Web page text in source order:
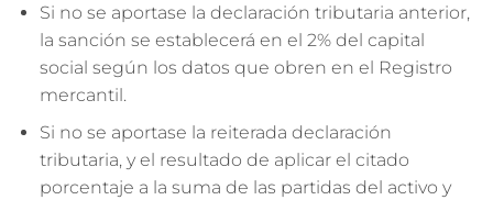
Si no se aportase la declaración tributaria anterior,
la sanción se establecerá en el 2% del capital
social según los datos que obren en el Registro
mercantil.
Si no se aportase la reiterada declaración
tributaria, y el resultado de aplicar el citado
porcentaje a la suma de las partidas del activo y